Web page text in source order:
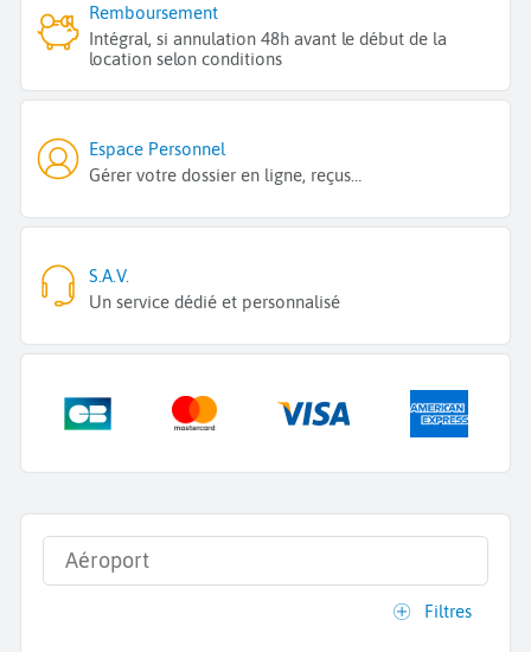
Remboursement
Intégral, si annulation 48h avant le début de la
location selon conditions
Espace Personnel
Gérer votre dossier en ligne, reçus…
S.A.V.
Un service dédié et personnalisé
Filtres